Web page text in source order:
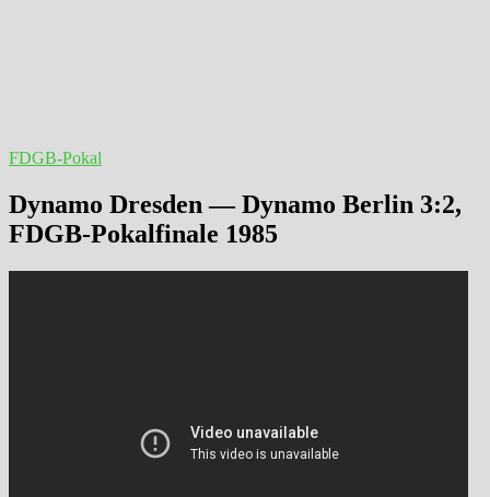
FDGB-Pokal
Dynamo Dresden — Dynamo Berlin 3:2,
FDGB-Pokalfinale 1985